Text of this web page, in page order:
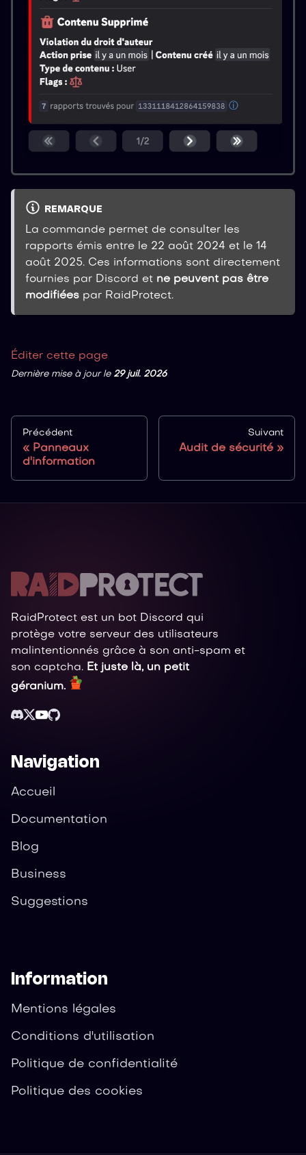
REMARQUE
La commande permet de consulter les
rapports émis entre le 22 août 2024 et le 14
août 2025. Ces informations sont directement
fournies par Discord et ne peuvent pas être
modifiées par RaidProtect.
Éditer cette page
Dernière mise à jourle 29 juil. 2026
Précédent
Panneaux
d'information
Suivant
Audit de sécurité
RaidProtect est un bot Discord qui
protège votre serveur des utilisateurs
malintentionnés grâce à son anti-spam et
son captcha. Et juste là, un petit
géranium.
Navigation
Accueil
Documentation
Blog
Business
Suggestions
Information
Mentions légales
Conditions d'utilisation
Politique de confidentialité
Politique des cookies